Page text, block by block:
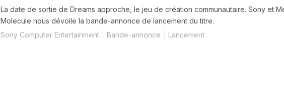
La date de sortie de Dreams approche, le jeu de création communautaire. Sony et
Molecule nous dévoile la bande-annonce de lancement du titre.
Sony Computer Entertainment
Bande-annonce Lancement